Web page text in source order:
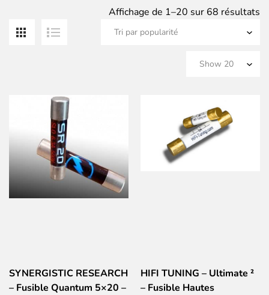
Affichage de 1–20 sur 68 résultats
SYNERGISTIC RESEARCH
– Fusible Quantum 5×20 –
HIFI TUNING – Ultimate ²
– Fusible Hautes